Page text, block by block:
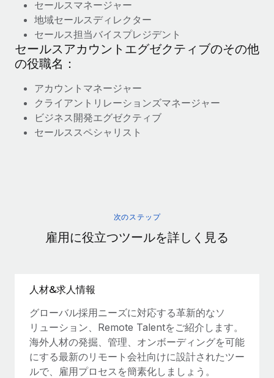
セールスマネージャー
地域セールスディレクター
セールス担当バイスプレジデント
セールスアカウントエグゼクティブのその他
の役職名：
アカウントマネージャー
クライアントリレーションズマネージャー
ビジネス開発エグゼクティブ
セールススペシャリスト
次のステップ
雇用に役立つツールを詳しく見る
人材&求人情報
グローバル採用ニーズに対応する革新的なソ
リューション、Remote Talentをご紹介します。
海外人材の発掘、管理、オンボーディングを可能
にする最新のリモート会社向けに設計されたツー
ルで、雇用プロセスを簡素化しましょう。